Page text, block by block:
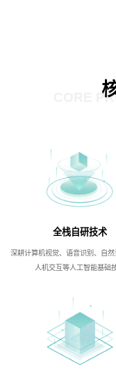
CORE
全栈自研技术
深耕计算机视觉、语音识别、自然
人机交互等人工智能基础